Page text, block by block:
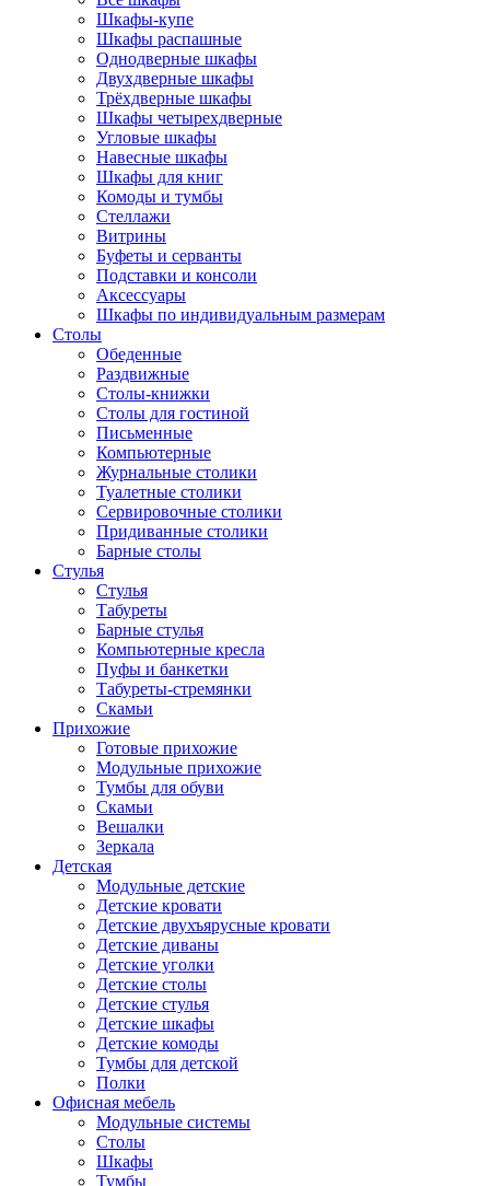
Шкафы-купе
Шкафы распашные
Однодверные шкафы
Двухдверные шкафы
Трёхдверные шкафы
Шкафы четырехдверные
Угловые шкафы
Навесные шкафы
Шкафы для книг
Комоды и тумбы
Стеллажи
Витрины
Буфеты и серванты
Подставки и консоли
Аксессуары
Шкафы по индивидуальным размерам
Столы
Обеденные
Раздвижные
Столы-книжки
Столы для гостиной
Письменные
Компьютерные
Журнальные столики
Туалетные столики
Сервировочные столики
Придиванные столики
Барные столы
Стулья
Стулья
Табуреты
Барные стулья
Компьютерные кресла
Пуфы и банкетки
Табуреты-стремянки
Скамьи
Прихожие
Готовые прихожие
Модульные прихожие
Тумбы для обуви
Скамьи
Вешалки
Зеркала
Детская
Модульные детские
Детские кровати
Детские двухъярусные кровати
Детские диваны
Детские уголки
Детские столы
Детские стулья
Детские шкафы
Детские комоды
Тумбы для детской
Полки
Офисная мебель
Модульные системы
Столы
Шкафы
Тумбы